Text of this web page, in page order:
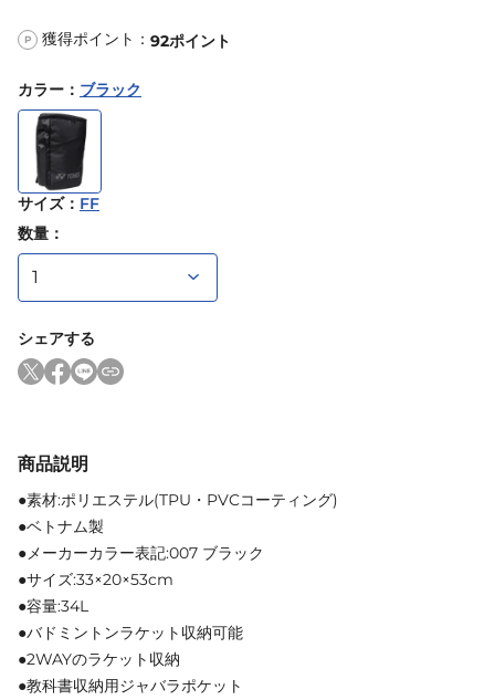
P 獲得ポイント： 92ポイント
カラー ： ブラック
サイズ： FF
数量：
シェアする
商品説明
●素材:ポリエステル(TPU・PVCコーティング)
●ベトナム製
●メーカーカラー表記:007 ブラック
●サイズ:33×20×53cm
●容量:34L
●バドミントンラケット収納可能
●2WAYのラケット収納
●教科書収納用ジャバラポケット